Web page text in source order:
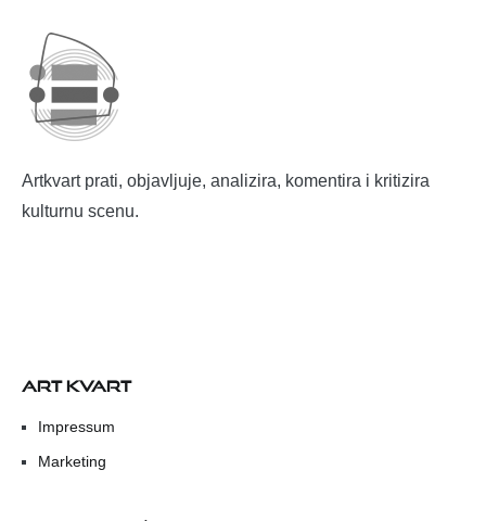
Artkvart prati, objavljuje, analizira, komentira i kritizira
kulturnu scenu.
ART KVART
Impressum
Marketing